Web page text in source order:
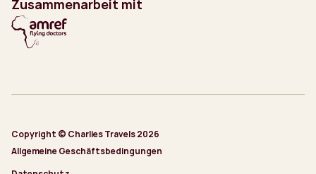
Zusammenarbeit mit
Copyright © Charlies Travels 2026
Allgemeine Geschäftsbedingungen